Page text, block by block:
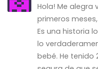
Hola! Me alegra
primeros
Es una historia
lo
bebé. He tenido